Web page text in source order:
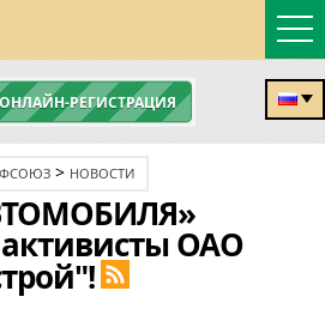
ОНЛАЙН-РЕГИСТРАЦИЯ
> НОВОСТИ
ОАО